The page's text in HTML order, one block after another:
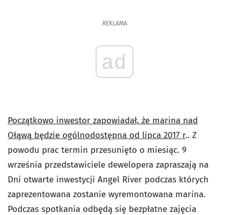
REKLAMA
ad
Początkowo inwestor zapowiadał, że marina nad
Ołąwą będzie ogólnodostępna od lipca 2017 r.. Z
powodu prac termin przesunięto o miesiąc. 9
września przedstawiciele dewelopera zapraszają na
Dni otwarte inwestycji Angel River podczas których
zaprezentowana zostanie wyremontowana marina.
Podczas spotkania odbędą się bezpłatne zajęcia